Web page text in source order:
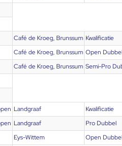
Café de Kroeg, Brunssum Kwalificatie
Café de Kroeg, Brunssum Open Dubbel
Café de Kroeg, Brunssum Semi-Pro
Landgraaf
Kwalificatie
Landgraaf
Pro Dubbel
Eys-Wittem Open Dubbel